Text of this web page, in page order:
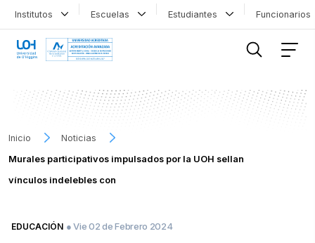
Institutos Escuelas Estudiantes
Inicio
Noticias
Murales participativos impulsados por la UOH sellan
vínculos indelebles con
EDUCACIÓN ● Vie 02 de Febrero 2024